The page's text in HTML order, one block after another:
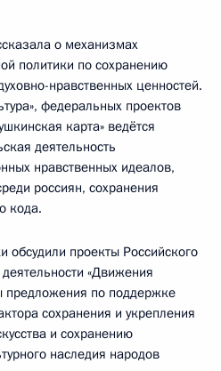
о механизмах
политики по сохранению
нравственных ценностей.
федеральных проектов
карта» ведётся
деятельность
нравственных идеалов,
россиян, сохранения
кода.
обсудили проекты Российского
«Движения
предложения по поддержке
сохранения и укрепления
и сохранению
наследия народов